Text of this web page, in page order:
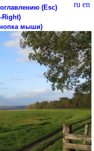
ru en
(Esc)
Right)
мыши)